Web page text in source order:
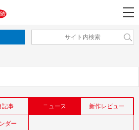
記事 ニュース 新作レビュー
ダー